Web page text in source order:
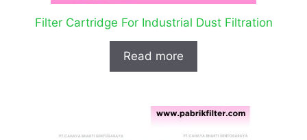
Filter Cartridge For Industrial Dust Filtration
Read more